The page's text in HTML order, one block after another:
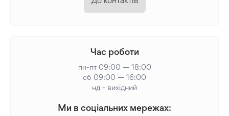
Час роботи
пн-пт 09:00 — 18:00
сб 09:00 — 16:00
нд - вихідний
Ми в соціальних мережах: